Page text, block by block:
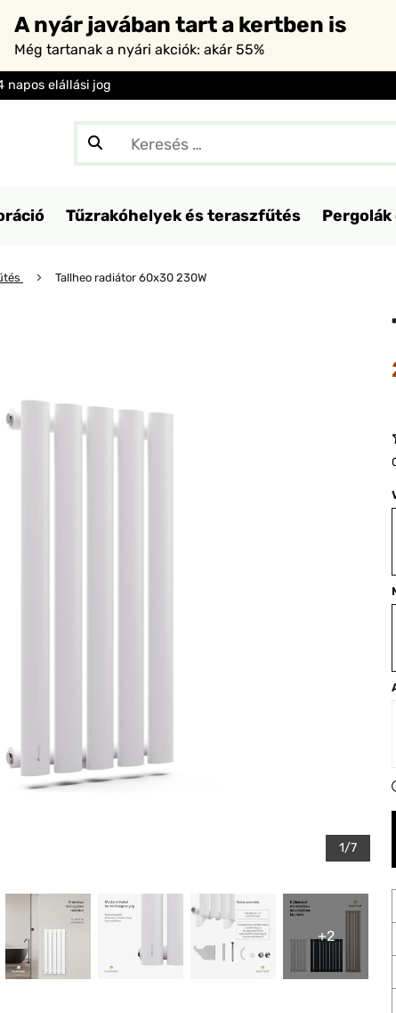
A nyár javában tart a kertben is
Még tartanak a nyári akciók: akár 55%
napos elállási jog
Tűzrakóhelyek és teraszfűtés
Tallheo radiátor 60x30 230W
1/7
+2